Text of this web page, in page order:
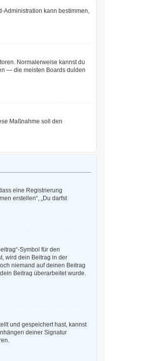
Administration kann bestimmen,
Normalerweise kannst du
— die meisten Boards dulden
Maßnahme soll den
eine Registrierung
erstellen“, „Du darfst
Symbol für den
wird dein Beitrag in der
niemand auf deinen Beitrag
Beitrag überarbeitet wurde.
und gespeichert hast, kannst
deiner Signatur